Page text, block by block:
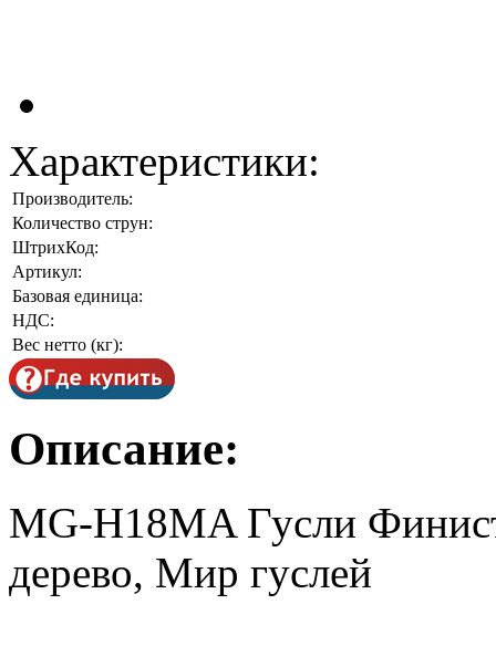
Характеристики:
Производитель:
Количество струн:
ШтрихКод:
Артикул:
Базовая единица:
НДС:
Вес нетто (кг):
Описание:
MG-H18MA Гусли
дерево, Мир гуслей